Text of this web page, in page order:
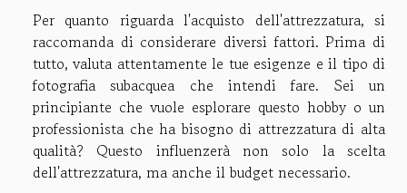
Per quanto riguarda l'acquisto dell'attrezzatura, si
raccomanda di considerare diversi fattori. Prima di
tutto, valuta attentamente le tue esigenze e il tipo di
fotografia subacquea che intendi fare. Sei un
principiante che vuole esplorare questo hobby o un
professionista che ha bisogno di attrezzatura di alta
qualità? Questo influenzerà non solo la scelta
dell'attrezzatura, ma anche il budget necessario.